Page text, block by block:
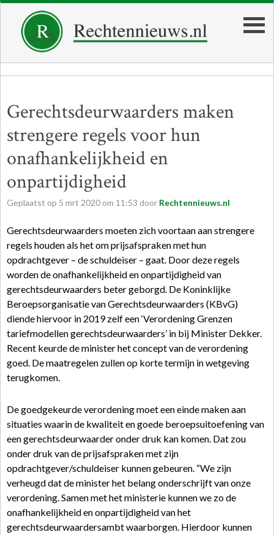
Gerechtsdeurwaarders maken
strengere regels voor hun
onafhankelijkheid en
onpartijdigheid
Geplaatst op 5 mrt 2020 om 11:53 door Rechtennieuws.nl
Gerechtsdeurwaarders moeten zich voortaan aan strengere
regels houden als het om prijsafspraken met hun
opdrachtgever – de schuldeiser – gaat. Door deze regels
worden de onafhankelijkheid en onpartijdigheid van
gerechtsdeurwaarders beter geborgd. De Koninklijke
Beroepsorganisatie van Gerechtsdeurwaarders (KBvG)
diende hiervoor in 2019 zelf een ‘Verordening Grenzen
tariefmodellen gerechtsdeurwaarders’ in bij Minister Dekker.
Recent keurde de minister het concept van de verordening
goed. De maatregelen zullen op korte termijn in wetgeving
terugkomen.
De goedgekeurde verordening moet een einde maken aan
situaties waarin de kwaliteit en goede beroepsuitoefening van
een gerechtsdeurwaarder onder druk kan komen. Dat zou
onder druk van de prijsafspraken met zijn
opdrachtgever/schuldeiser kunnen gebeuren. “We zijn
verheugd dat de minister het belang onderschrijft van onze
verordening. Samen met het ministerie kunnen we zo de
onafhankelijkheid en onpartijdigheid van het
gerechtsdeurwaardersambt waarborgen. Hierdoor kunnen